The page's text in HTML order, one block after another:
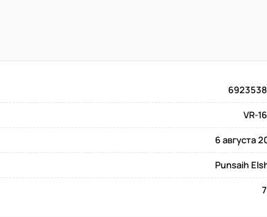
VR-
6 августа
Punsaih